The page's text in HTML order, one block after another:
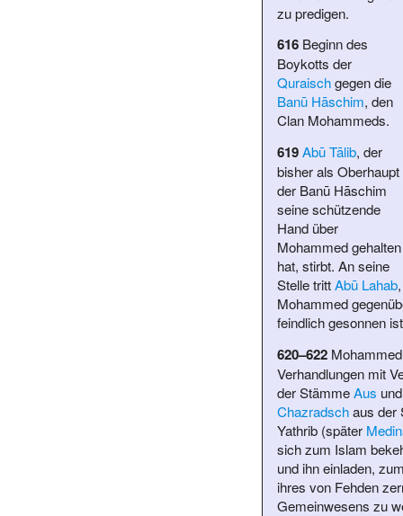
zu predigen.
616Beginn des
Boykotts der
Quraischgegen die
Banū Hāschim, den
Clan Mohammeds.
619 Abū Tālib, der
bisher als Oberhaupt
der Banū Hāschim
seine schützende
Hand über
Mohammed gehalten
hat, stirbt. An seine
Stelle trittAbū Lahab
Mohammed
feindlich gesonnen
620–622
Verhandlungen mit
der StämmeAus und
Chazradschaus der
Yathrib (später
sich zum Islam
und ihn einladen,
ihres von Fehden
Gemeinwesens zu